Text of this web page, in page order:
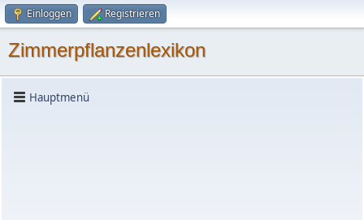
Einloggen Registrieren
Zimmerpflanzenlexikon
Hauptmenü